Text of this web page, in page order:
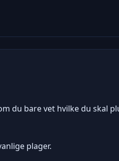
du bare vet hvilke du skal
plager.